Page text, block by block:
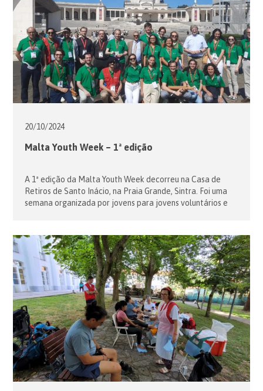
20/10/2024
Malta Youth Week – 1ª edição
A 1ª edição da Malta Youth Week decorreu na Casa de
Retiros de Santo Inácio, na Praia Grande, Sintra. Foi uma
semana organizada por jovens para jovens voluntários e
Santuário de Fátima, muita diversão e convívio e uma […]